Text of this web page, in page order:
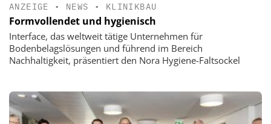
ANZEIGE • NEWS • KLINIKBAU
Formvollendet und hygienisch
Interface, das weltweit tätige Unternehmen für
Bodenbelagslösungen und führend im Bereich
Nachhaltigkeit, präsentiert den Nora Hygiene-Faltsockel